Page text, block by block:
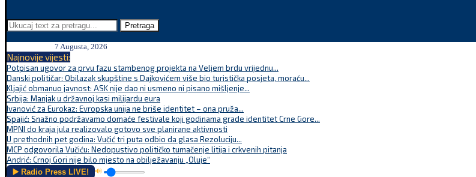
Pretraga
7 Augusta, 2026
Najnovije vijesti:
Potpisan ugovor za prvu fazu stambenog projekta na Veljem brdu vrijednu...
Danski političar: Obilazak skupštine s Dajkovićem više bio turistička posjeta, moraću...
Kljajić obmanuo javnost: ASK nije dao ni usmeno ni pisano mišljenje...
Srbija: Manjak u državnoj kasi milijardu eura
Ivanović za Eurokaz: Evropska unija ne briše identitet – ona pruža...
Spajić: Snažno podržavamo domaće festivale koji godinama grade identitet Crne Gore...
MPNI do kraja jula realizovalo gotovo sve planirane aktivnosti
U prethodnih pet godina: Vučić tri puta odbio da glasa Rezoluciju...
MCP odgovorila Vučiću: Nedopustivo političko tumačenje litija i crkvenih pitanja
Andrić: Crnoj Gori nije bilo mjesto na obilježavanju „Oluje“
▶️ Radio Press LIVE! 🔊